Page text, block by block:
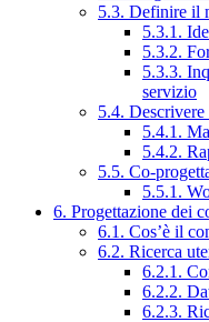
5.3. Definire il
5.3.1.
5.3.2.
5.3.3.
servizio
5.4.
5.4.1.
5.4.2.
5.5. Co-
5.5.1.
6. Progettazione dei
6.1. Cos’è il
6.2. Ricerca
6.2.1.
6.2.2.
6.2.3.